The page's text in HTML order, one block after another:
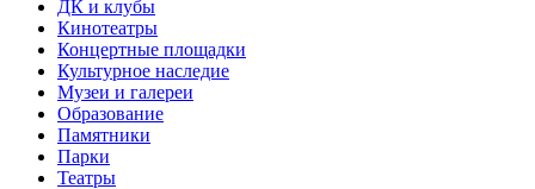
ДК и клубы
Кинотеатры
Концертные площадки
Культурное наследие
Музеи и галереи
Образование
Памятники
Парки
Театры